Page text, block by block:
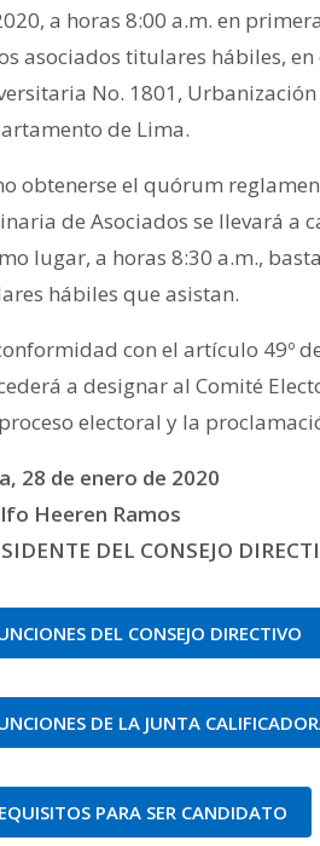
a horas 8:00 a.m. en
asociados titulares hábiles,
No. 1801,
de Lima.
obtenerse el quórum
de Asociados se llevará a
lugar, a horas 8:30 a.m.,
hábiles que asistan.
con el artículo 49º
a designar al Comité
electoral y la
28 de enero de 2020
Heeren Ramos
DEL CONSEJO
DEL CONSEJO DIRECTIVO
DE LA JUNTA
PARA SER CANDIDATO